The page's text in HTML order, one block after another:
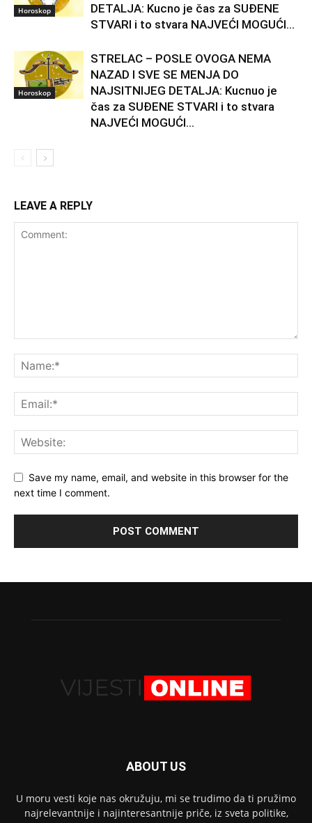
Horoskop
DETALJA: Kucno je čas za SUĐENE
STVARI i to stvara NAJVEĆI MOGUĆI...
Horoskop
STRELAC – POSLE OVOGA NEMA
NAZAD I SVE SE MENJA DO
NAJSITNIJEG DETALJA: Kucnuo je
čas za SUĐENE STVARI i to stvara
NAJVEĆI MOGUĆI...
LEAVE A REPLY
Save my name, email, and website in this browser for the
next time I comment.
ABOUT US
U moru vesti koje nas okružuju, mi se trudimo da ti pružimo
najrelevantnije i najinteresantnije priče, iz sveta politike,